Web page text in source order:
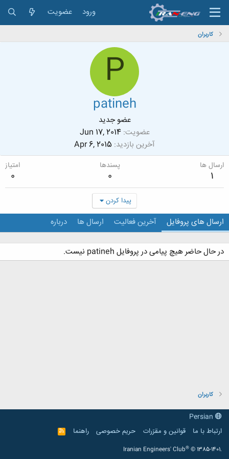
ورود عضویت
کاربران
P
patineh
عضو جدید
عضویت Jun 17, 2014
آخرین بازدید Apr 6, 2015
ارسال ها
1
پسندها
0
امتیاز
0
پیدا کردن
ارسال های پروفایل آخرین فعالیت ارسال ها درباره
در حال حاضر هیچ پیامی در پروفایل patineh نیست.
کاربران
ارتباط با ما
قوانین و مقرّرات حریم خصوصی راهنما
R
S
Iranian Engineers' Club® © 1385-1401.